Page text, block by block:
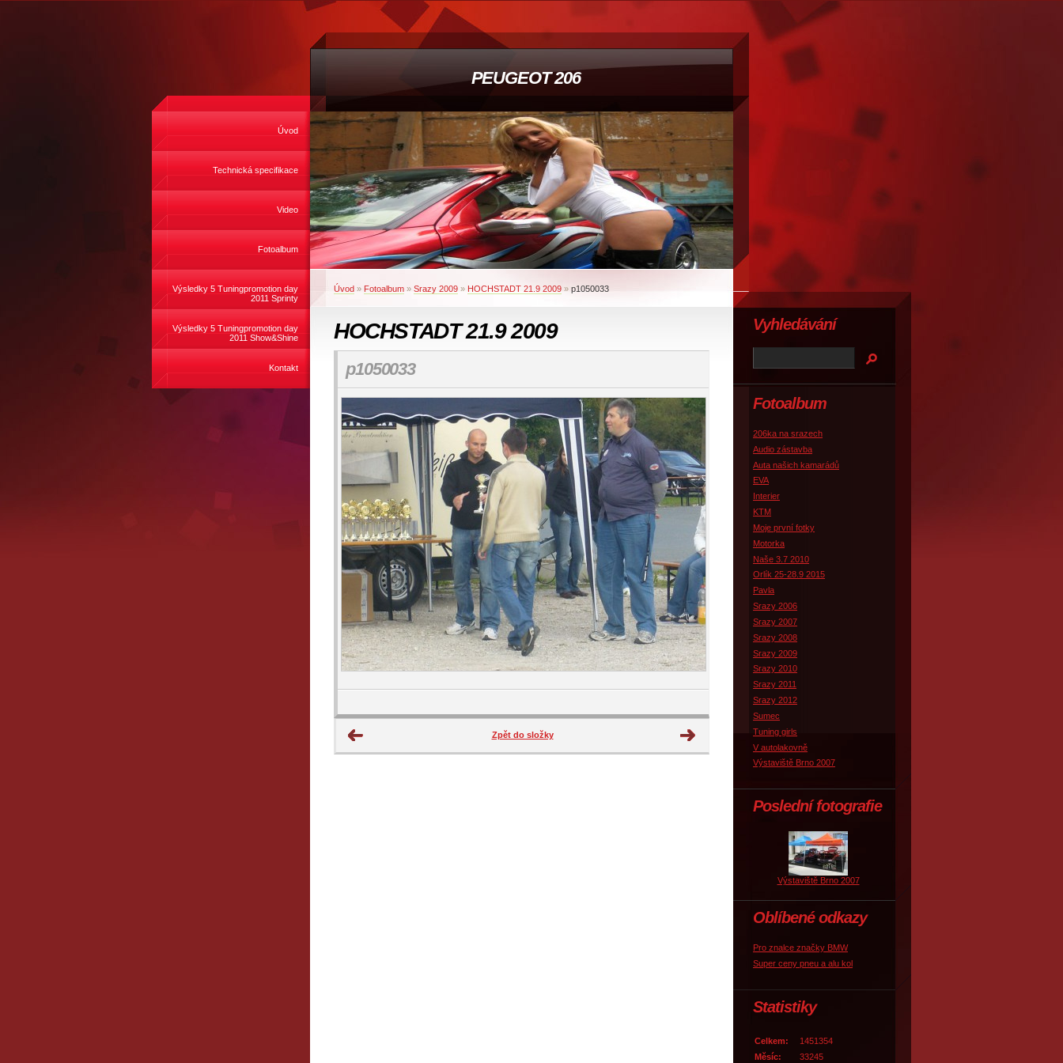
PEUGEOT 206
Úvod
Technická specifikace
Video
Fotoalbum
Výsledky 5 Tuningpromotion day
2011 Sprinty
Výsledky 5 Tuningpromotion day
2011 Show&Shine
Kontakt
Úvod » Fotoalbum » Srazy 2009 » HOCHSTADT 21.9 2009 » p1050033
HOCHSTADT 21.9 2009
p1050033
Zpět do složky
Fotoalbum
206ka na srazech
Audio zástavba
Auta našich kamarádů
EVA
Interier
KTM
Moje první fotky
Motorka
Naše 3.7 2010
Orlík 25-28.9 2015
Pavla
Srazy 2006
Srazy 2007
Srazy 2008
Srazy 2009
Srazy 2010
Srazy 2011
Srazy 2012
Sumec
Tuning girls
V autolakovně
Výstaviště Brno 2007
Poslední fotografie
Výstaviště Brno 2007
Oblíbené odkazy
Pro znalce značky BMW
Super ceny pneu a alu kol
Vyhledávání
Statistiky
Celkem:
1451354
Měsíc:
33245